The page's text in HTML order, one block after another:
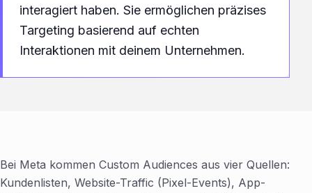
interagiert haben. Sie ermöglichen präzises
Targeting basierend auf echten
Interaktionen mit deinem Unternehmen.
Bei Meta kommen Custom Audiences aus vier Quellen:
Kundenlisten, Website-Traffic (Pixel-Events), App-